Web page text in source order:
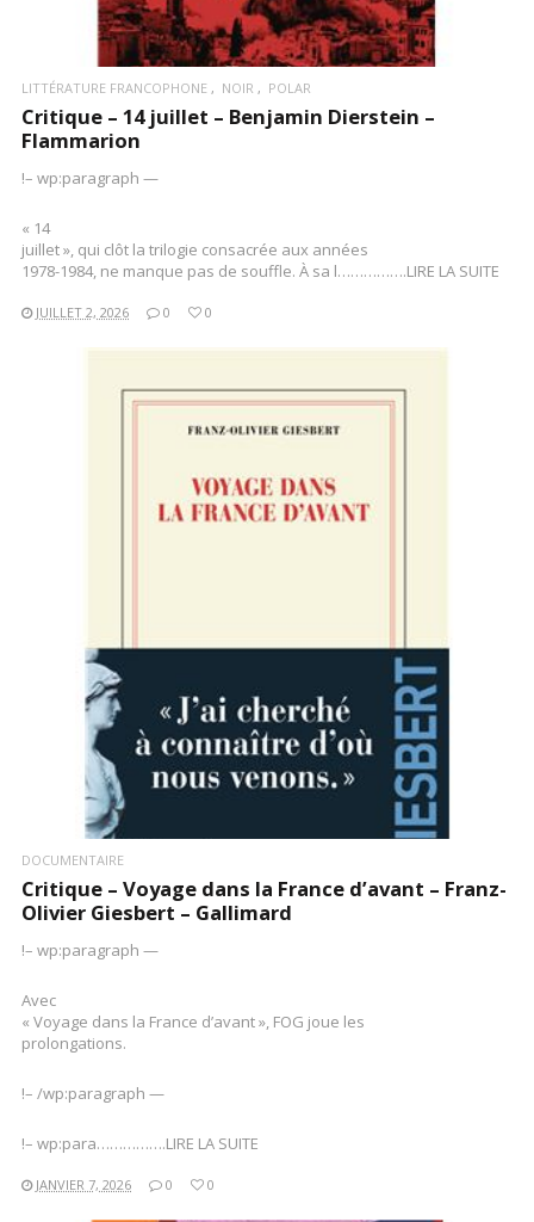
LITTÉRATURE FRANCOPHONE NOIR POLAR
Critique – 14 juillet – Benjamin Dierstein –
Flammarion
!– wp:paragraph —
« 14
juillet », qui clôt la trilogie consacrée aux années
1978-1984, ne manque pas de souffle. À sa l…………….LIRE LA SUITE
JUILLET 2, 2026 0 0
DOCUMENTAIRE
Critique – Voyage dans la France d’avant – Franz-
Olivier Giesbert – Gallimard
!– wp:paragraph —
Avec
« Voyage dans la France d’avant », FOG joue les
prolongations.
!– /wp:paragraph —
!– wp:para…………….LIRE LA SUITE
JANVIER 7, 2026 0 0